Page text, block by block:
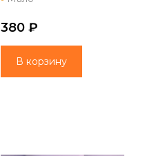
380 ₽
В корзину